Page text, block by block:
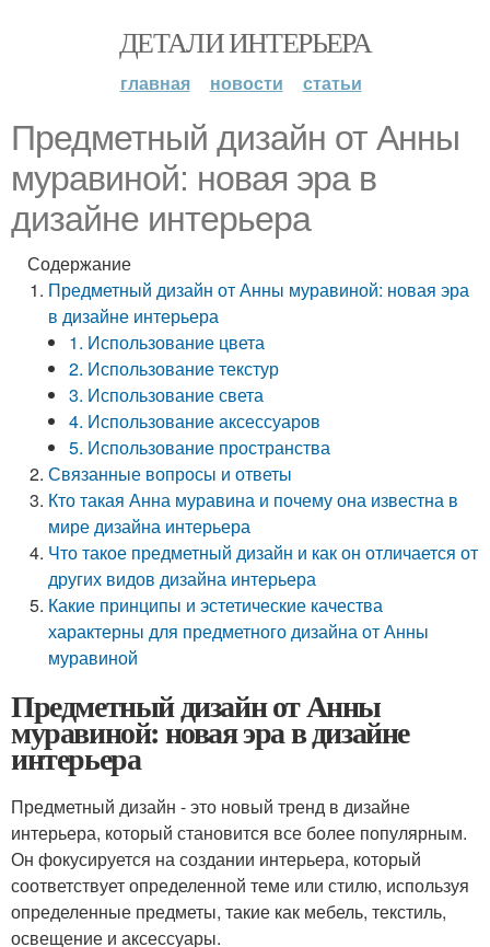
ДЕТАЛИ ИНТЕРЬЕРА
главная новости статьи
Предметный дизайн от Анны
муравиной: новая эра в
дизайне интерьера
Содержание
Предметный дизайн от Анны муравиной: новая эра
в дизайне интерьера
1. Использование цвета
2. Использование текстур
3. Использование света
4. Использование аксессуаров
5. Использование пространства
Связанные вопросы и ответы
Кто такая Анна муравина и почему она известна в
мире дизайна интерьера
Что такое предметный дизайн и как он отличается от
других видов дизайна интерьера
Какие принципы и эстетические качества
характерны для предметного дизайна от Анны
муравиной
Предметный дизайн от Анны
муравиной: новая эра в дизайне
интерьера
Предметный дизайн - это новый тренд в дизайне
интерьера, который становится все более популярным.
Он фокусируется на создании интерьера, который
соответствует определенной теме или стилю, используя
определенные предметы, такие как мебель, текстиль,
освещение и аксессуары.